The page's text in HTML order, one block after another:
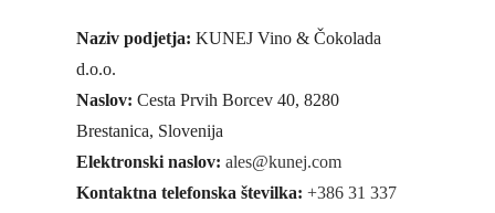
Naziv podjetja:KUNEJ Vino & Čokolada
d.o.o.
Naslov:Cesta Prvih Borcev 40, 8280
Brestanica, Slovenija
Elektronski naslov: ales@kunej.com
Kontaktna telefonska številka:+386 31 337